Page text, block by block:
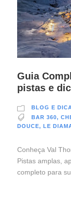
Guia
pistas e
BLOG E
BAR 360,
DOUCE, LE
Conheça Val
Pistas amplas,
completo para